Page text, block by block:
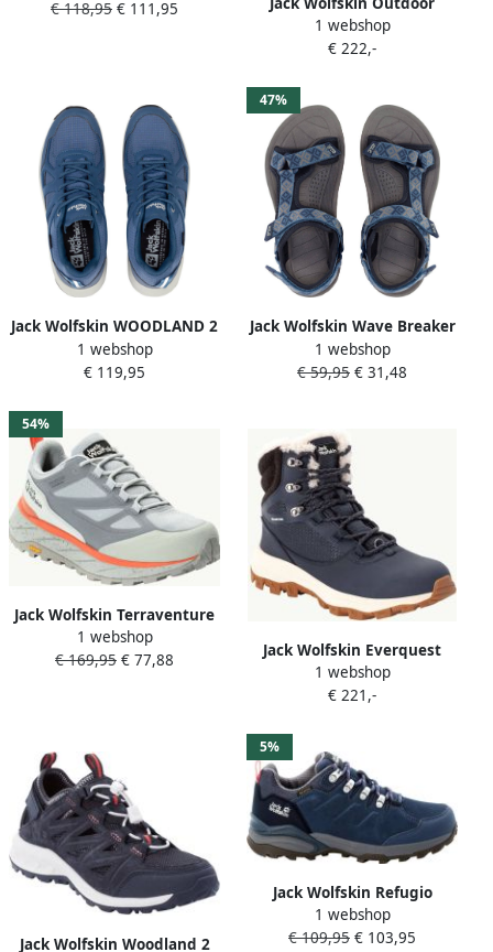
Waterdichte
€ 118,95 € 111,95
winterlaarzen EVERQUEST
TEXAPORE SNOW HIGH W
winterschoenen waterdicht
gevoerd
1 webshop
€ 222,-
Jack Wolfskin WOODLAND 2
TEXAPORE LOW W Dames
Wandelschoenen evening
1 webshop
€ 119,95
47%
Jack Wolfskin Wave Breaker
Women Trekkingsandaal
Dames elemental blue
1 webshop
€ 59,95 € 31,48
54%
Jack Wolfskin Terraventure
Texapore Low Women
Waterdichte
1 webshop
€ 169,95 € 77,88
Jack Wolfskin Everquest
Texapore High Women
Waterdichte winterlaarzen
1 webshop
€ 221,-
Jack Wolfskin Woodland 2
5%
Jack Wolfskin Refugio
Texapore Low Women
Waterdichte
1 webshop
€ 109,95 € 103,95